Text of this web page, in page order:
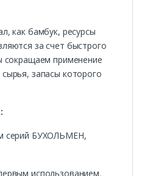
как бамбук, ресурсы
за счет быстрого
сокращаем применение
запасы которого
серий БУХОЛЬМЕН,
использованием.